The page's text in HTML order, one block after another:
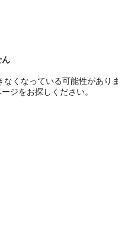
ん
くなっている可能性がありま
ジをお探しください。